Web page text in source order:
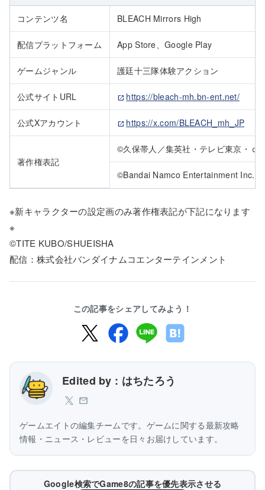
コンテンツ名 BLEACH Mirrors High
配信プラットフォーム App Store、Google Play
ゲームジャンル 護廷十三隊体験アクション
公式サイトURL https://bleach-mh.bn-ent.net/
公式Xアカウント https://x.com/BLEACH_mh_JP
著作権表記
©久保帯人／集英社・テレビ東京・ｄ
©Bandai Namco Entertainment Inc.
※新キャラクターの設定画のみ著作権表記が下記になります
※
©TITE KUBO/SHUEISHA
配信：株式会社バンダイナムコエンターテインメント
この記事をシェアしてみよう！
Edited by : はちたろう
ゲームエイトの編集チームです。ゲームに関する最新攻略
情報・ニュース・レビューを日々お届けしています。
Google検索でGame8の記事を優先表示させる